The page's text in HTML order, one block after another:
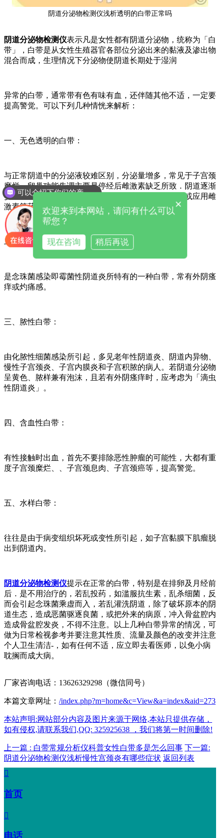
阴道分泌物检测仪浅析透明的白带正常吗
阴道分泌物检测仪表示凡是女性都有阴道分泌物，统称为「白
带」，白带是从女性生殖器官各部位分泌出来的黏液及渗出物
混合而成，生理情况下分泌物使阴道长期处于湿润
异常的白带，通常带有色有味有血，还伴随其他不适，一定要
提高警觉。可以下列几种情恍来解析：
一、无色透明的白带：
与正常阴道中的分泌液较难区别，分泌量增多，常见于子宫颈
糜烂、卵巢功能失调主要是停经后雌激素缺乏所致．阴道逐渐
萎缩、变薄、乳酸杆菌减少，症状有水样恶臭分泌物或应用雌
激素等药物造成。
二、乳白色分泌物与豆腐渣状白带：
是念珠菌感染即霉菌性阴道炎所特有的一种白带，常有外阴瘙
痒或灼痛感。
三、脓性白带：
由化脓性细菌感染所引起，多见老年性阴道炎、阴道内异物、
慢性子宫颈炎、子宫内膜炎和子宫积脓的病人。若阴道分泌物
呈黄色、脓样兼有泡沫，且若有外阴瘙痒时，应考虑为「滴虫
性阴道炎」。
四、含血性白带：
有性接触时出血，首先不要排除恶性肿瘤的可能性，大都有重
度子宫颈糜烂、、子宫颈息肉、子宫颈癌等，提高警觉。
五、水样白带：
往往是由于病变组织坏死或变性所引起，如子宫黏膜下肌瘤脱
出到阴道内。
阴道分泌物检测仪提示在正常的白带，特别是在排卵及月经前
后．是不用治疗的，若乱投药，如滥服抗生素，乱杀细菌，反
而会引起念珠菌乘虚而入，若乱灌洗阴道，除了破坏原本的阴
道生态，造成恶菌驱逐良菌，或把外来的病原，冲入骨盆腔内
造成骨盆腔发炎，不得不注意。以上几种白带异常的情况，可
做为日常检视参考并要注意其性质、流量及颜色的改变并注意
个人卫生清洁-，如有任何不适，应立即去看医师，以免小病
耽搁而成大病。
厂家咨询电话：13626329298（微信同号）
本篇文章网址： /index.php?m=home&c=View&a=index&aid=273
本站声明:网站部分内容及图片来源于网络,本站只提供存储，
如有侵权,请联系我们,QQ: 325925638 ，我们将第一时间删除!
上一篇 : 白带常规分析仪科普女性白带多是怎么回事 下一篇:
阴道分泌物检测仪浅析慢性宫颈炎有哪些症状 返回列表

首页

可以介绍下你们的产品么
×
欢迎来到本网站，请问有什么可以
帮您？
现在咨询 稍后再说